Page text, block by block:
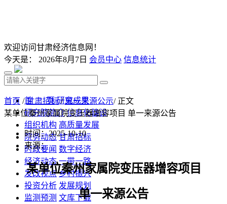
欢迎访问甘肃经济信息网！
今天是： 2026年8月7日 会员中心 信息统计
首 页 研究成果
研究院简介 信息化建设
组织机构 高质量发展
院务动态 甘肃招标
时政要闻 数字经济
经济动态 一带一路
发改视点 乡村振兴
投资分析 发展规划
监测预测 文库下载
首页 /甘肃招标/单一来源公示/ 正文
某单位秦州家属院变压器增容项目 单一来源公告
时间：2025-10-10
来源：
某单位秦州家属院变压器增容项目
单一来源公告